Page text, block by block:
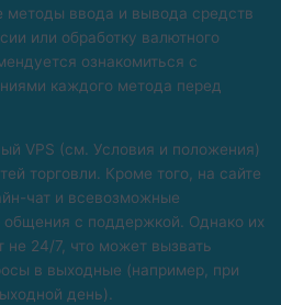
методы ввода и вывода средств
или обработку валютного
ознакомиться с
каждого метода перед
VPS (см. Условия и положения)
торговли. Кроме того, на сайте
чат и всевозможные
с поддержкой. Однако их
24/7, что может вызвать
в выходные (например, при
день).